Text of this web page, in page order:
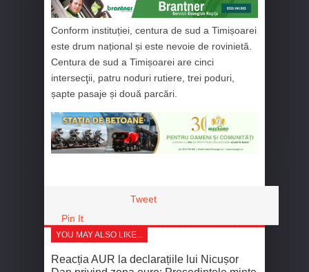
Conform instituției, centura de sud a Timișoarei
este drum național și este nevoie de rovinietă.
Centura de sud a Timișoarei are cinci
intersecţii, patru noduri rutiere, trei poduri,
șapte pasaje și două parcări.
Tweet
Pin It
YOU MAY ALSO LIKE...
Reacția AUR la declarațiile lui Nicușor